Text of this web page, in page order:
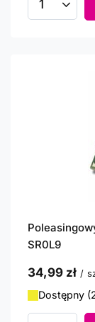
Ilość
SR0L9
34,99 zł /
Dostępny